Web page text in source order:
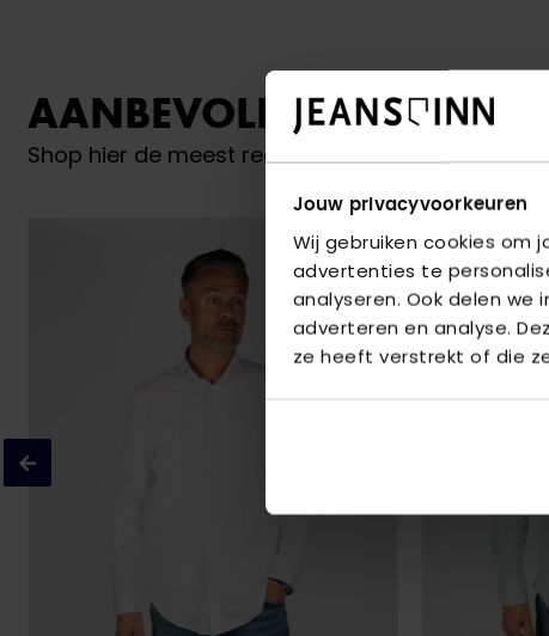
Jouw privacyvoorkeuren
Wij gebruiken cookies om
advertenties te
analyseren. Ook delen
adverteren en analyse.
ze heeft verstrekt of die
AANBEVOLEN VOOR JOU
Shop hier de meest recente items van Donker